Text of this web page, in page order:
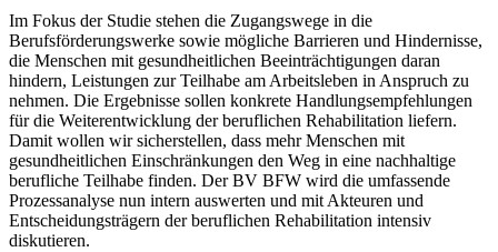
Im Fokus der Studie stehen die Zugangswege in die
Berufsförderungswerke sowie mögliche Barrieren und Hindernisse,
die Menschen mit gesundheitlichen Beeinträchtigungen daran
hindern, Leistungen zur Teilhabe am Arbeitsleben in Anspruch zu
nehmen. Die Ergebnisse sollen konkrete Handlungsempfehlungen
für die Weiterentwicklung der beruflichen Rehabilitation liefern.
Damit wollen wir sicherstellen, dass mehr Menschen mit
gesundheitlichen Einschränkungen den Weg in eine nachhaltige
berufliche Teilhabe finden. Der BV BFW wird die umfassende
Prozessanalyse nun intern auswerten und mit Akteuren und
Entscheidungsträgern der beruflichen Rehabilitation intensiv
diskutieren.